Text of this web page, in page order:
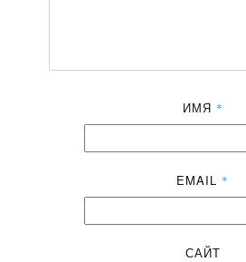
ИМЯ *
EMAIL *
САЙТ